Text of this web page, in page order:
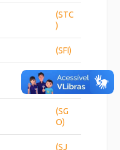
(STC
)
(SFI)
(SFR
)
(SG
O)
(SJ